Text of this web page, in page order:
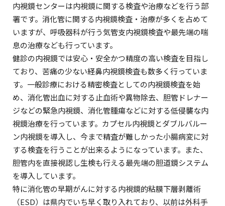
内視鏡センターは内視鏡に関する検査や治療などを行う部
署です。消化管に関する内視鏡検査・治療が多くを占めて
いますが、呼吸器科が行う気管支内視鏡検査や最先端の喘
息の治療なども行っています。
健診の内視鏡では安心・安全かつ精度の高い検査を目指し
ており、苦痛の少ない経鼻内視鏡検査も数多く行っていま
す。一般診療における精密検査としての内視鏡検査を始
め、消化管出血に対する止血術や異物除去、胆管ドレナー
ジなどの緊急内視鏡、消化管腫瘍などに対する低侵襲な内
視鏡治療を行っています。カプセル内視鏡とダブルバルー
ン内視鏡を導入し、今まで精査が難しかった小腸病変に対
する検査を行うことが出来るようになっています。また、
胆管内を直接視認し生検も行える最先端の胆道鏡システム
を導入しています。
特に消化管の早期がんに対する内視鏡的粘膜下層剥離術
（ESD）は県内でいち早く取り入れており、以前は外科手